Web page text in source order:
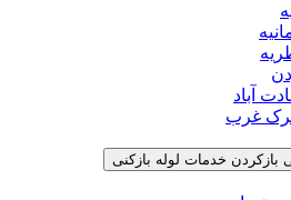
آباد
غرب
بازکردن خدمات لوله بازکنی